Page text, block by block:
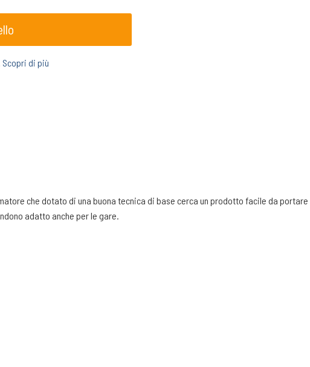
Scopri di più
che dotato di una buona tecnica di base cerca un prodotto facile da
adatto anche per le gare.